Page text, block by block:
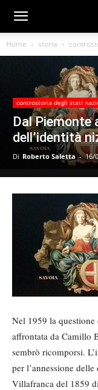
Home storia
controstoria degli stati
Dal Piemonte
dell’identità
Di Roberto Saletta - 16/
Nel 1959 la questione
affrontata da Camillo
sembrò ricomporsi.
per l’annessione
Villafranca del 1859